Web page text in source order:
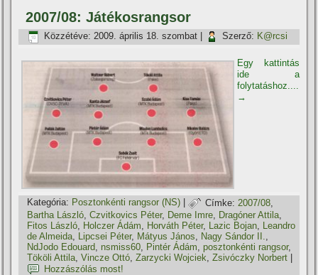
2007/08: Játékosrangsor
Közzétéve: 2009. április 18. szombat Szerző: K@rcsi
Egy kattintás
ide a
folytatáshoz....
→
Kategória: Posztonkénti rangsor (NS) | Címke: 2007/08
Bartha László,Czvitkovics Péter, Deme Imre, Dragóner Attila,
Fitos László, Holczer Ádám, Horváth Péter, Lazic Bojan, Leandro
de Almeida, Lipcsei Péter, Mátyus János, Nagy Sándor II.,
NdJodo Edouard, nsmiss60, Pintér Ádám,posztonkénti rangsor,
Tököli Attila,Vincze Ottó,Zarzycki Wojciek,Zsivóczky Norbert
Hozzászólás most!